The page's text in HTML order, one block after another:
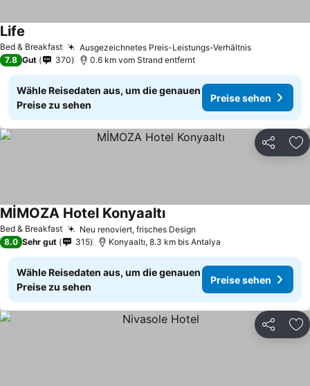
Bed & Breakfast Ausgezeichnetes Preis-Leistungs-Verhältnis
Life
7.8 Gut 370 0.6 km vom Strand entfernt
Wähle Reisedaten aus, um die genauen
Preise zu sehen
Preise sehen
Teilen
Bed & Breakfast Neu renoviert, frisches Design
MİMOZA Hotel Konyaaltı
8.0 Sehr gut 315 Konyaaltı, 8.3 km bis Antalya
Wähle Reisedaten aus, um die genauen
Preise zu sehen
Preise sehen
Teilen